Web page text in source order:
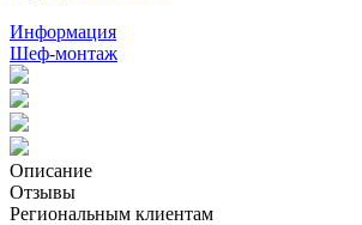
Информация
Шеф-монтаж
Описание
Отзывы
Региональным клиентам